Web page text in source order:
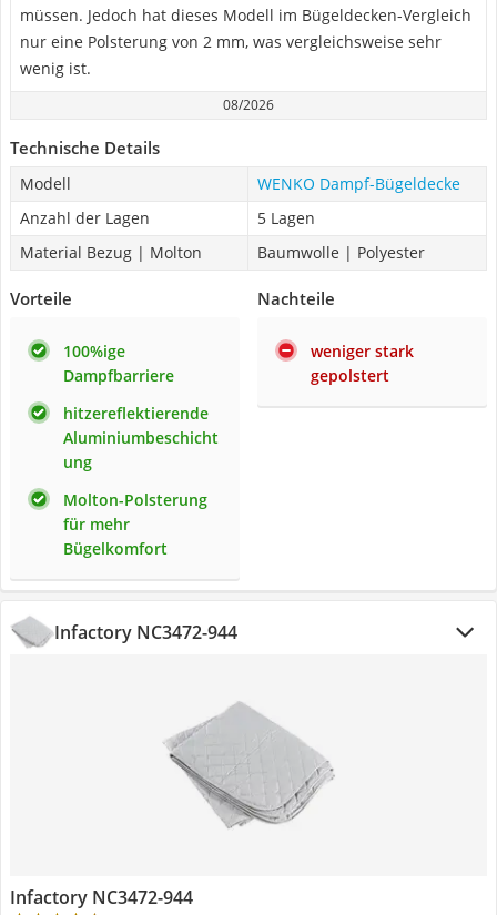
müssen. Jedoch hat dieses Modell im Bügeldecken-Vergleich
nur eine Polsterung von 2 mm, was vergleichsweise sehr
wenig ist.
08/2026
Technische Details
Modell
WENKO Dampf-Bügeldecke
Anzahl der Lagen
5 Lagen
Material Bezug | Molton
Baumwolle | Polyester
Vorteile
100%ige
Dampfbarriere
hitzereflektierende
Aluminiumbeschicht
ung
Molton-Polsterung
für mehr
Bügelkomfort
Nachteile
weniger stark
gepolstert
Infactory NC3472-944
Infactory NC3472-944